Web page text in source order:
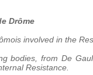
Drôme
involved in the
bodies, from De
Resistance.